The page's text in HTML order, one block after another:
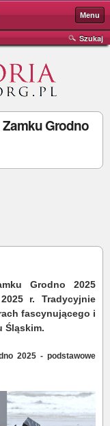
Menu
Szukaj
Grodno
Grodno 2025
r. Tradycyjnie
fascynującego i
Śląskim.
2025 - podstawowe